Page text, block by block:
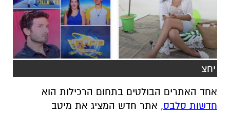
יחצ
אחד האתרים הבולטים בתחום הרכילות הוא
חדשות סלבס, אתר חדש המציג את מיטב